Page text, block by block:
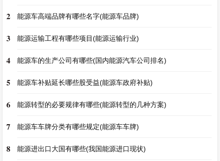
2 能源车高端品牌有哪些名字(能源车品牌)
3 能源运输工程有哪些项目(能源运输行业)
4 能源车的生产公司有哪些(国内能源汽车公司排名)
5 能源车补贴延长哪些股受益(能源车政府补贴)
6 能源转型的必要规律有哪些(能源转型的几种方案)
7 能源车车牌分类有哪些规定(能源车车牌)
8 能源进出口大国有哪些(我国能源进口现状)